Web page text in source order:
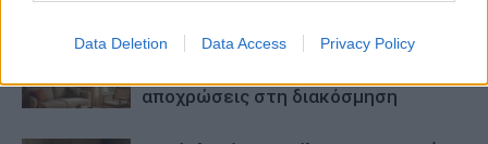
Data Deletion Data Access Privacy Policy
Εύκολες ιδέες για αρχάριους:
αποχρώσεις στη διακόσμηση